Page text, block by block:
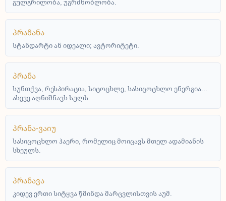
გულგრილობა, უგრძნობლობა.
პრამანა
სტანდარტი ან იდეალი; ავტორიტეტი.
პრანა
სუნთქვა, რესპირაცია, სიცოცხლე, სასიცოცხლო ენერგია...
ასევე აღნიშნავს სულს.
პრანა-ვაიუ
სასიცოცხლო ჰაერი, რომელიც მოიცავს მთელ ადამიანის
სხეულს.
პრანავა
კიდევ ერთი სიტყვა წმინდა მარცვლისთვის აუმ.